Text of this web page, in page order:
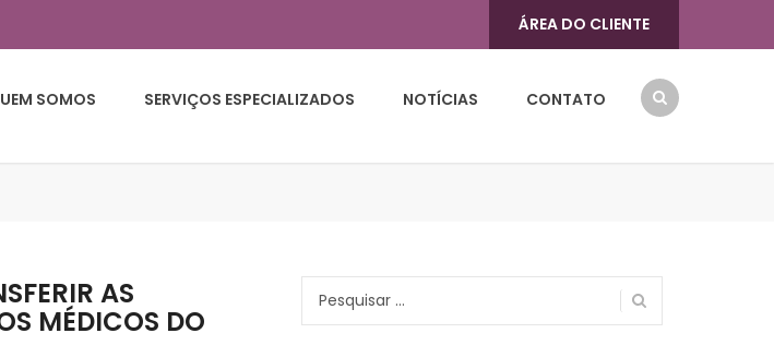
ÁREA DO CLIENTE
SOMOS SERVIÇOS ESPECIALIZADOS NOTÍCIAS CONTATO
AS
MÉDICOS DO